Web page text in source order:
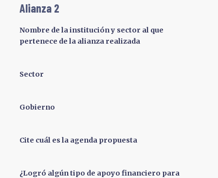
Alianza 2
Nombre de la institución y sector al que
pertenece de la alianza realizada
Sector
Gobierno
Cite cuál es la agenda propuesta
¿Logró algún tipo de apoyo financiero para